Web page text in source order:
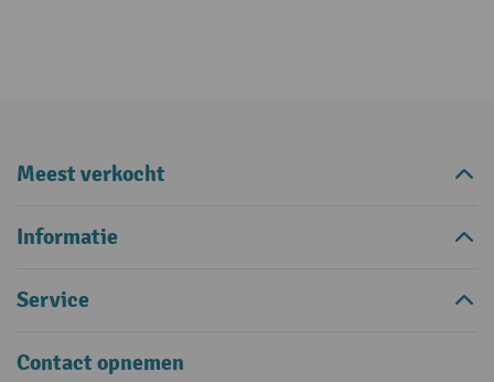
Meest verkocht
Informatie
Service
Contact opnemen